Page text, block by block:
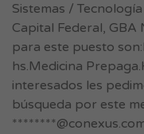
Sistemas /
Capital Federal, GBA
para este puesto
hs.Medicina
interesados les
búsqueda por este